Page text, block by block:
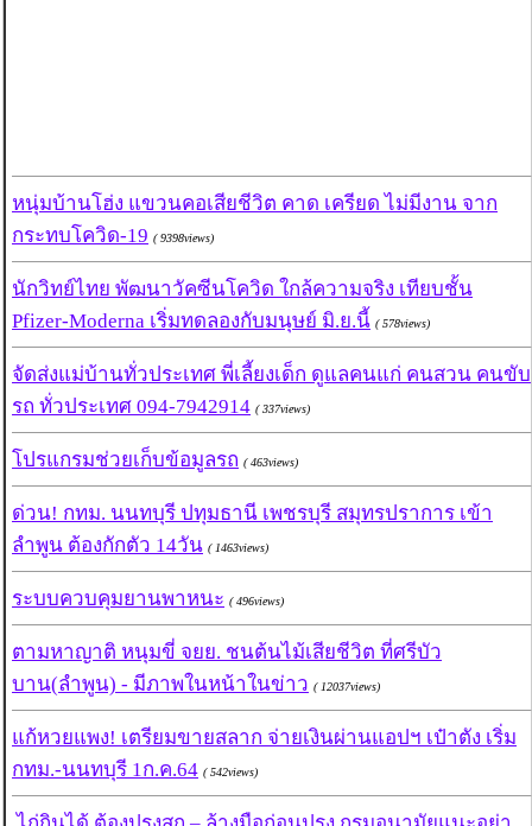
หนุ่มบ้านโฮ่ง แขวนคอเสียชีวิต คาด เครียด ไม่มีงาน จาก
กระทบโควิด-19 ( 9398views)
นักวิทย์ไทย พัฒนาวัคซีนโควิด ใกล้ความจริง เทียบชั้น
Pfizer-Moderna เริ่มทดลองกับมนุษย์ มิ.ย.นี้ ( 578views)
จัดส่งแม่บ้านทั่วประเทศ พี่เลี้ยงเด็ก ดูแลคนแก่ คนสวน คนขับ
รถ ทั่วประเทศ 094-7942914 ( 337views)
โปรแกรมช่วยเก็บข้อมูลรถ ( 463views)
ด่วน! กทม. นนทบุรี ปทุมธานี เพชรบุรี สมุทรปราการ เข้า
ลำพูน ต้องกักตัว 14วัน ( 1463views)
ระบบควบคุมยานพาหนะ ( 496views)
ตามหาญาติ หนุมขี่ จยย. ชนต้นไม้เสียชีวิต ที่ศรีบัว
บาน(ลำพูน) - มีภาพในหน้าในข่าว ( 12037views)
แก้หวยแพง! เตรียมขายสลาก จ่ายเงินผ่านแอปฯ เป๋าตัง เริ่ม
กทม.-นนทบุรี 1ก.ค.64 ( 542views)